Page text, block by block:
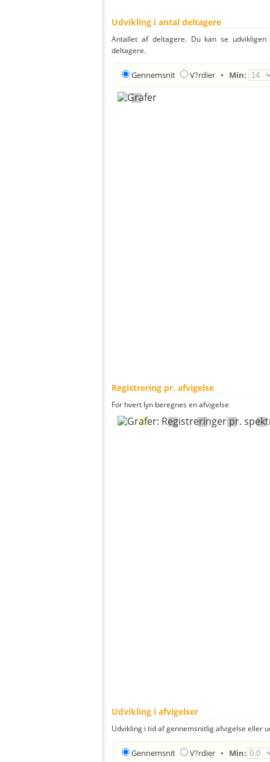
Udvikling i antal deltagere
Antallet af deltagere. Du kan se
deltagere.
Gennemsnit V?rdier • Min:
Registrering pr. afvigelse
For hvert lyn beregnes en afvigelse
Udvikling i afvigelser
Udvikling i tid af gennemsnitlig afvigelse eller
Gennemsnit V?rdier • Min: